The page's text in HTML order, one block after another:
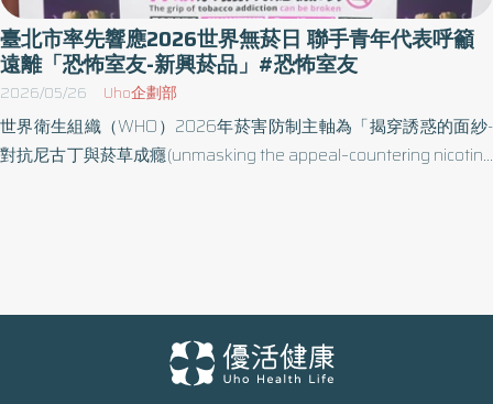
臺北市率先響應2026世界無菸日 聯手青年代表呼籲
遠離「恐怖室友-新興菸品」#恐怖室友
2026/05/26 Uho企劃部
世界衛生組織（WHO）2026年菸害防制主軸為「揭穿誘惑的面紗-
對抗尼古丁與菸草成癮(unmasking the appeal–countering nicotine
1,500萬名13-15歲青少年使用電子煙」、「部分國家兒童使用電子煙
比例是成人9倍」、「使用電子煙的青少年轉為吸菸者風險增加3-8